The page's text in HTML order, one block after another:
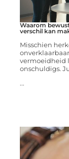
Waarom
verschil kan
Misschien
vermoeidheid
onschuldigs.
...